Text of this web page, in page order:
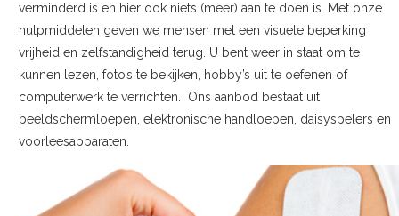
verminderd is en hier ook niets (meer) aan te doen is. Met onze
hulpmiddelen geven we mensen met een visuele beperking
vrijheid en zelfstandigheid terug. U bent weer in staat om te
kunnen lezen, foto’s te bekijken, hobby’s uit te oefenen of
computerwerk te verrichten. Ons aanbod bestaat uit
beeldschermloepen, elektronische handloepen, daisyspelers en
voorleesapparaten.